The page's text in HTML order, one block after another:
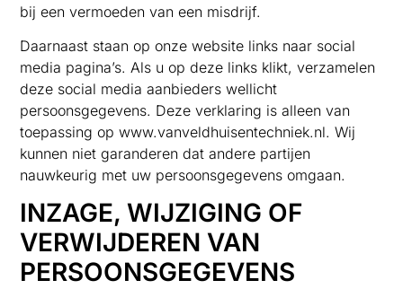
bij een vermoeden van een misdrijf.
Daarnaast staan op onze website links naar social
media pagina’s. Als u op deze links klikt, verzamelen
deze social media aanbieders wellicht
persoonsgegevens. Deze verklaring is alleen van
toepassing op www.vanveldhuisentechniek.nl. Wij
kunnen niet garanderen dat andere partijen
nauwkeurig met uw persoonsgegevens omgaan.
INZAGE, WIJZIGING OF
VERWIJDEREN VAN
PERSOONSGEGEVENS